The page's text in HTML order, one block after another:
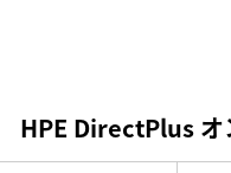
HPE DirectPlus オ